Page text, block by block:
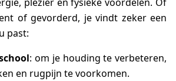
of gevorderd, je vindt zeker een
past:
: om je houding te verbeteren,
en rugpijn te voorkomen.